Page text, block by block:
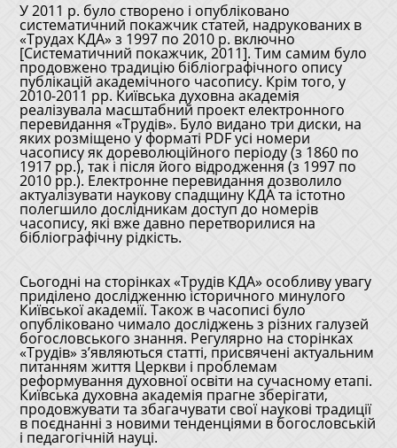
У 2011 р. було створено і опубліковано
систематичний покажчик статей, надрукованих в
«Трудах КДА» з 1997 по 2010 р. включно
[Систематичний покажчик, 2011]. Тим самим було
продовжено традицію бібліографічного опису
публікацій академічного часопису. Крім того, у
2010-2011 рр. Київська духовна академія
реалізувала масштабний проект електронного
перевидання «Трудів». Було видано три диски, на
яких розміщено у форматі PDF усі номери
часопису як дореволюційного періоду (з 1860 по
1917 рр.), так і після його відродження (з 1997 по
2010 рр.). Електронне перевидання дозволило
актуалізувати наукову спадщину КДА та істотно
полегшило дослідникам доступ до номерів
часопису, які вже давно перетворилися на
бібліографічну рідкість.
Сьогодні на сторінках «Трудів КДА» особливу увагу
приділено дослідженню історичного минулого
Київської академії. Також в часописі було
опубліковано чимало досліджень з різних галузей
богословського знання. Регулярно на сторінках
«Трудів» з’являються статті, присвячені актуальним
питанням життя Церкви і проблемам
реформування духовної освіти на сучасному етапі.
Київська духовна академія прагне зберігати,
продовжувати та збагачувати свої наукові традиції
в поєднанні з новими тенденціями в богословській
і педагогічній науці.